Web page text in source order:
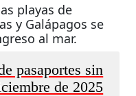
playas de
y Galápagos se
al mar.
pasaportes sin
de 2025